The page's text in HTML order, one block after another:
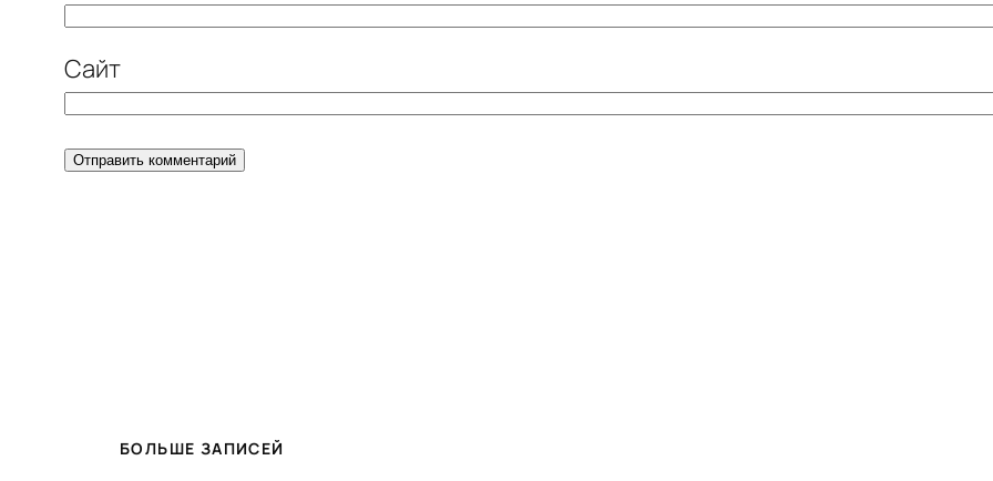
Сайт
БОЛЬШЕ ЗАПИСЕЙ